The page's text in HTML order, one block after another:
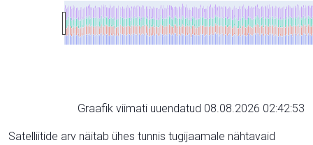
Graafik viimati uuendatud 08.08.2026 02:42:53
Satelliitide arv näitab ühes tunnis tugijaamale nähtavaid